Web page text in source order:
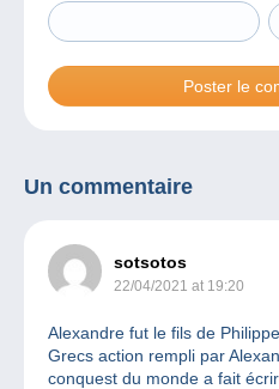
Un commentaire
sotsotos
22/04/2021 at 19:20
Alexandre fut le fils de
Grecs action rempli par
conquest du monde a fait